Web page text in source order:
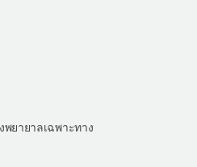
ยายาลเฉพาะทาง